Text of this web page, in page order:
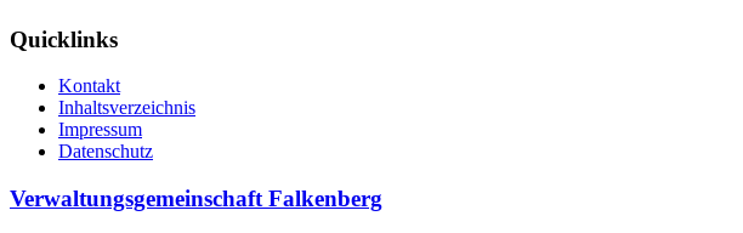
Quicklinks
Kontakt
Inhaltsverzeichnis
Impressum
Datenschutz
Verwaltungsgemeinschaft Falkenberg